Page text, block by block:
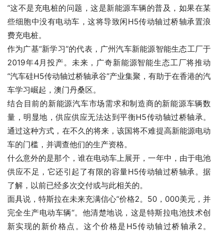
“这不是充电桩的问题，这是新能源车辆的普及，如果在某
些细胞中没有电动车，这将导致闲H5传动轴过桥轴承置浪
费充电桩。
作为广基“新学习”的代表，广州汽车新能源智能生态工厂于
2019年4月投产。未来，广奇新能源智能生态工厂将推动
“汽车硅H5传动轴过桥轴承谷”产业集聚，有助于在香港的汽
车学习崛起，澳门丹桑区。
结合目前的新能源汽车市场需求和制造商的新能源车辆数
量，明显地，供应供应无法达到平衡H5传动轴过桥轴承。
通过这种方式，在不久的将来，该国将不难提高新能源电动
车的门槛，并调查他们的生产资格。
什么意外的是那个，谁在电动车上展开，一年中，由于电池
供应不足，它还引起了有限的容量H5传动轴过桥轴承。据
了解，以前已经多次交付或与此相关的。
面具说，特斯拉在未来充满信心“价格2。50，000美元，并
完全生产电动车辆“。他清楚地说，这是特斯拉电池技术创
新实现的新价格点。这个价格是H5传动轴过桥轴承2。